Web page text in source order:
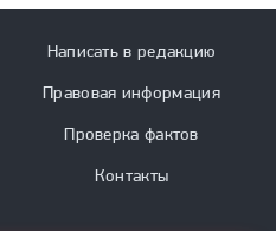
Написать в редакцию
Правовая информация
Проверка фактов
Контакты